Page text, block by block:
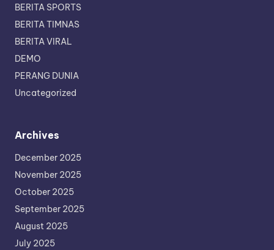
BERITA SPORTS
BERITA TIMNAS
BERITA VIRAL
DEMO
PERANG DUNIA
Uncategorized
Archives
December 2025
November 2025
October 2025
September 2025
August 2025
July 2025